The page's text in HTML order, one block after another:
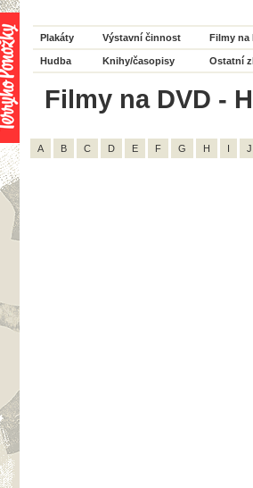
Plakáty Výstavní činnost Filmy na
Hudba Knihy/časopisy Ostatní
Filmy na DVD -
A B C D E F G H I J